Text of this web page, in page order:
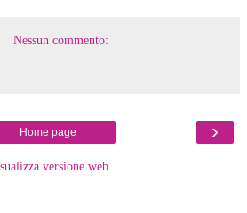
Nessun commento:
›
Home page
versione web